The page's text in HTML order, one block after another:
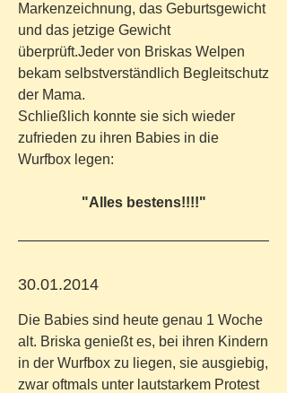
Markenzeichnung, das Geburtsgewicht
und das jetzige Gewicht
überprüft.Jeder von Briskas Welpen
bekam selbstverständlich Begleitschutz
der Mama.
Schließlich konnte sie sich wieder
zufrieden zu ihren Babies in die
Wurfbox legen:
"Alles bestens!!!!"
30.01.2014
Die Babies sind heute genau 1 Woche
alt. Briska genießt es, bei ihren Kindern
in der Wurfbox zu liegen, sie ausgiebig,
zwar oftmals unter lautstarkem Protest